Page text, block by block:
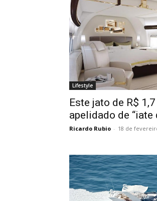
Lifestyle
Este jato de R$
apelidado de “iate
Ricardo Rubio - 18 de